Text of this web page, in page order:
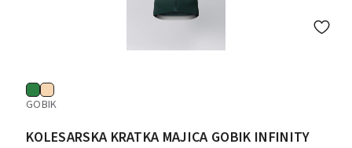
GOBIK
KOLESARSKA KRATKA MAJICA GOBIK INFINITY